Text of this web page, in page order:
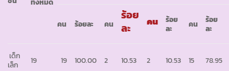
คน ร้อยละ คน
ร้อย
ละ
คน
ร้อย
ละ
คน
ร้อย
ละ
เด็ก
เล็ก
19 19 100.00 2 10.53 2 10.53 15 78.95